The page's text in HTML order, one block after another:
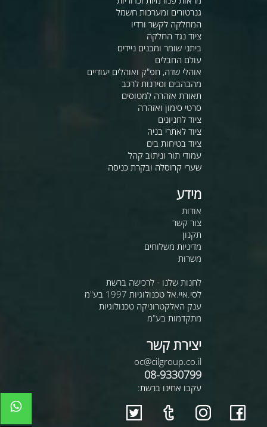
גנרטורים ומערכות חשמל
המחלקה לקשר ורדיו
ציוד נגד החלקה
ביתני שומר ומבנים ניידים
עולם החבלים
אוהלי שדה, חפ"ק ואוהלים יעודיים
מהבהבים וסירנות לרכב
תאורת אזהרה למטוסים
סרטי סימון ואזהרה
ציוד לחניונים
ציוד לאתרי בניה
ציוד בטיחות בים
עמודי תור וניתוב קהל
שערי קרוסלה ובקרת כניסה
מידע
אודות
צור קשר
תקנון
מדיניות משלוחים
משרות
לחנות שלנו - לרכישה ברשת
לסי.איי.אל טכנולוגיות 1997 בע"מ
ענק האלקטרוניקה טכנולוגיות
מתקדמות בע"מ
יצירת קשר
oc@cilgroup.co.il
08-9330799
עקבו אחינו ברשת: